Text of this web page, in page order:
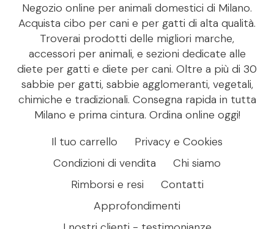
Negozio online per animali domestici di Milano.
Acquista cibo per cani e per gatti di alta qualità.
Troverai prodotti delle migliori marche,
accessori per animali, e sezioni dedicate alle
diete per gatti e diete per cani. Oltre a più di 30
sabbie per gatti, sabbie agglomeranti, vegetali,
chimiche e tradizionali. Consegna rapida in tutta
Milano e prima cintura. Ordina online oggi!
Il tuo carrello
Privacy e Cookies
Condizioni di vendita
Chi siamo
Rimborsi e resi
Contatti
Approfondimenti